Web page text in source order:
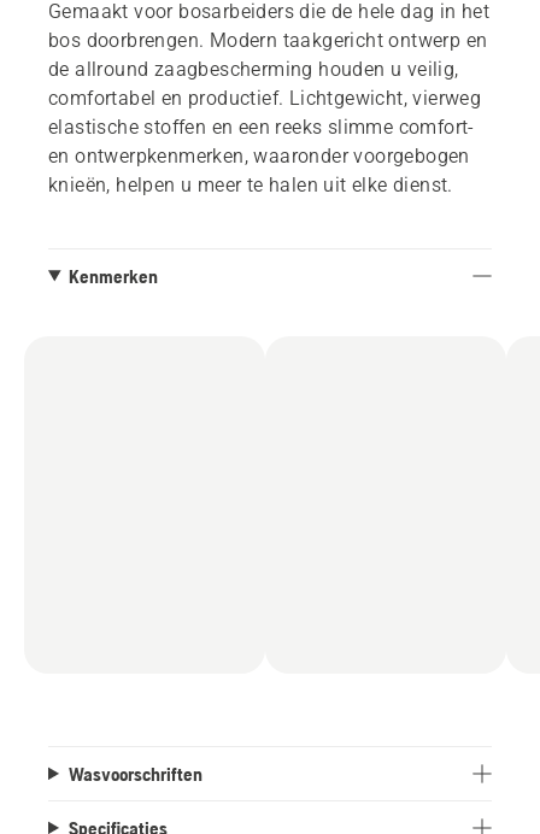
Gemaakt voor bosarbeiders die de hele dag in het
bos doorbrengen. Modern taakgericht ontwerp en
de allround zaagbescherming houden u veilig,
comfortabel en productief. Lichtgewicht, vierweg
elastische stoffen en een reeks slimme comfort-
en ontwerpkenmerken, waaronder voorgebogen
knieën, helpen u meer te halen uit elke dienst.
Kenmerken
Wasvoorschriften
Specificaties